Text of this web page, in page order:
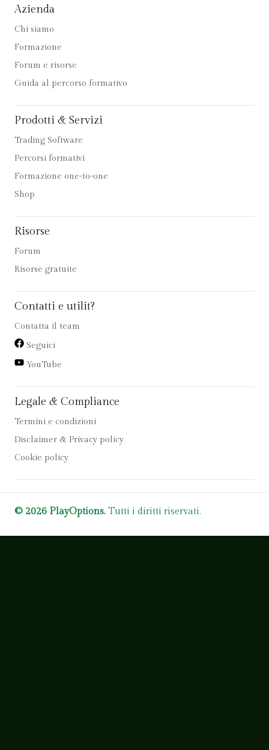
Azienda
Chi siamo
Formazione
Forum e risorse
Guida al percorso formativo
Prodotti & Servizi
Trading Software
Percorsi formativi
Formazione one-to-one
Shop
Risorse
Forum
Risorse gratuite
Contatti e utilit?
Contatta il team
Seguici
YouTube
Legale & Compliance
Termini e condizioni
Disclaimer & Privacy policy
Cookie policy
© 2026 PlayOptions. Tutti i diritti riservati.